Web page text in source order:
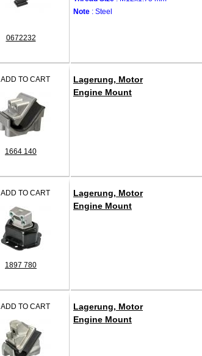
0672232
Note : Steel
ADD TO CART
1664 140
Lagerung, Motor
Engine Mount
ADD TO CART
1897 780
Lagerung, Motor
Engine Mount
ADD TO CART
Lagerung, Motor
Engine Mount